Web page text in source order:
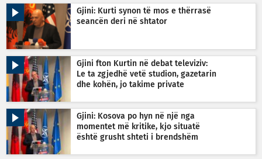
Gjini: Kurti synon të mos e thërrasë
seancën deri në shtator
Gjini fton Kurtin në debat televiziv:
Le ta zgjedhë vetë studion, gazetarin
dhe kohën, jo takime private
Gjini: Kosova po hyn në një nga
momentet më kritike, kjo situatë
është grusht shteti i brendshëm